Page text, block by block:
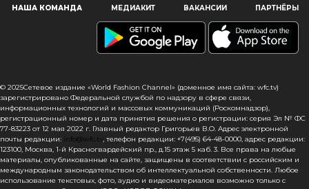
Наш сайт использует файлы cookie и похожие технологии,
чтобы гарантировать максимальное удобство
пользователям, предоставляя персонализированную
информацию, запоминая предпочтения в области
сайта, вы подтверждаете свое согласие на использование
файлов cookie в соответствии с настоящим уведомлением
в отношении данного типа файлов. Если вы не согласны
с тем, чтобы мы использовали данный тип файлов,
то вы должны соответствующим образом установить
настройки вашего браузера или не использовать сайт wfc.tv
НАША КОМАНДА МЕДИАКИТ ВАКАНСИИ ПАРТНЁРЫ
© 2025Сетевое издание «World Fashion Channel» (доменное имя сайта: wfc.tv)
зарегистрировано Федеральной службой по надзору в сфере связи,
информационных технологий и массовых коммуникаций (Роскомнадзор),
регистрационный номер и дата принятия решения о регистрации: серия Эл № ФС
77-83223 от 12 мая 2022 г. Главный редактор Григорьев В.О. Адрес электронной
почты редакции: info@wfc.tv, телефон редакции: +7(495) 64-48-0000, адрес редакции:
123100, Москва, 1-й Красногвардейский пр., д.15 этаж 5 каб. 3. Все права на любые
материалы, опубликованные на сайте, защищены в соответствии с российским и
международным законодательством об интеллектуальной собственности. Любое
использование текстовых, фото, аудио и видеоматериалов возможно только с